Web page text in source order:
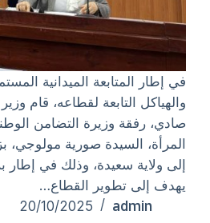
في إطار المتابعة الميدانية
والهياكل التابعة لقطاعه، قام
صادي، رفقة وزيرة التضامن
المرأة، السيدة صورية مولوجي،
إلى ولاية سعيدة، وذلك في
يهدف إلى تطوير القطاع…
admin
20/10/2025